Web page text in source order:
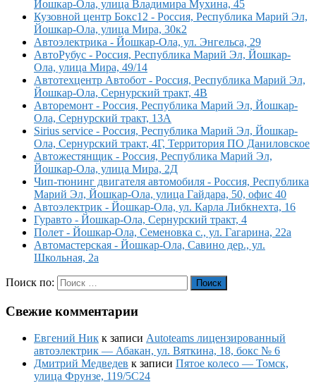
Йошкар-Ола, улица Владимира Мухина, 45
Кузовной центр Бокс12 - Россия, Республика Марий Эл,
Йошкар-Ола, улица Мира, 30к2
Автоэлектрика - Йошкар-Ола, ул. Энгельса, 29
АвтоРубус - Россия, Республика Марий Эл, Йошкар-
Ола, улица Мира, 49/14
Автотехцентр Автобот - Россия, Республика Марий Эл,
Йошкар-Ола, Сернурский тракт, 4В
Авторемонт - Россия, Республика Марий Эл, Йошкар-
Ола, Сернурский тракт, 13А
Sirius service - Россия, Республика Марий Эл, Йошкар-
Ола, Сернурский тракт, 4Г, Территория ПО Даниловское
Автожестянщик - Россия, Республика Марий Эл,
Йошкар-Ола, улица Мира, 2Д
Чип-тюнинг двигателя автомобиля - Россия, Республика
Марий Эл, Йошкар-Ола, улица Гайдара, 50, офис 40
Автоэлектрик - Йошкар-Ола, ул. Карла Либкнехта, 16
Гуравто - Йошкар-Ола, Сернурский тракт, 4
Полет - Йошкар-Ола, Семеновка с., ул. Гагарина, 22а
Автомастерская - Йошкар-Ола, Савино дер., ул.
Школьная, 2а
Поиск по: Поиск
Свежие комментарии
Евгений Ник к записи Autoteams лицензированный
автоэлектрик — Абакан, ул. Вяткина, 18, бокс № 6
Дмитрий Медведев к записи Пятое колесо — Томск,
улица Фрунзе, 119/5С24